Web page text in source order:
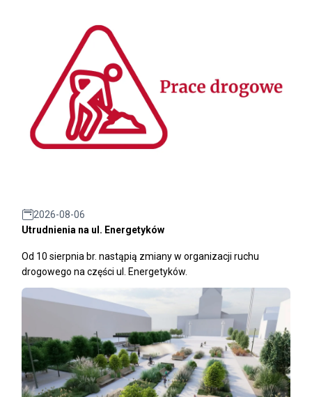
2026-08-06
Utrudnienia na ul. Energetyków
Od 10 sierpnia br. nastąpią zmiany w organizacji ruchu
drogowego na części ul. Energetyków.